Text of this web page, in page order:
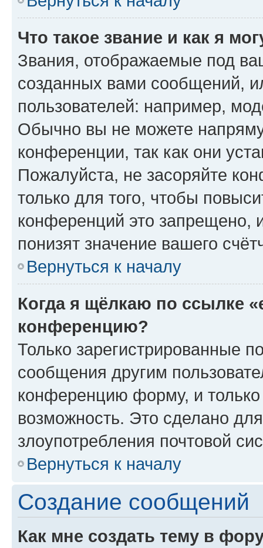
Что такое звание и как я
Звания, отображаемые под
созданных вами сообщений,
пользователей: например,
Обычно вы не можете
конференции, так как они
Пожалуйста, не засоряйте
только для того, чтобы
конференций это запрещено,
понизят значение вашего
Вернуться к началу
Когда я щёлкаю по ссылке
конференцию?
Только зарегистрированные
сообщения другим
конференцию форму, и
возможность. Это сделано
злоупотребления почтовой
Вернуться к началу
Создание сообщений
Как мне создать тему в